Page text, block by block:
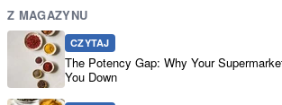
Z MAGAZYNU
CZYTAJ
The Potency Gap: Why Your
You Down